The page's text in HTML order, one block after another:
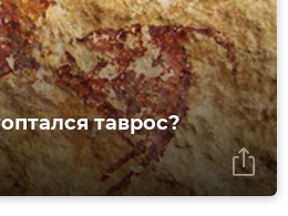
таврос?